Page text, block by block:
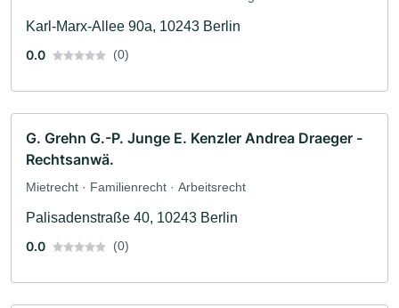
Karl-Marx-Allee 90a, 10243 Berlin
0.0
(0)
G. Grehn G.-P. Junge E. Kenzler Andrea Draeger -
Rechtsanwä.
Mietrecht · Familienrecht · Arbeitsrecht
Palisadenstraße 40, 10243 Berlin
0.0
(0)